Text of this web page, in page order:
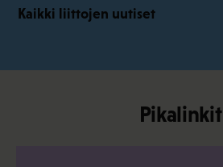
Kaikki liittojen uutiset
Pikalinkit